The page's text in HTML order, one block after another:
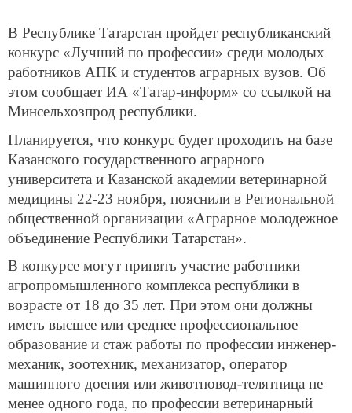
В Республике Татарстан пройдет республиканский
конкурс «Лучший по профессии» среди молодых
работников АПК и студентов аграрных вузов. Об
этом сообщает ИА «Татар-информ» со ссылкой на
Минсельхозпрод республики.
Планируется, что конкурс будет проходить на базе
Казанского государственного аграрного
университета и Казанской академии ветеринарной
медицины 22-23 ноября, пояснили в Региональной
общественной организации «Аграрное молодежное
объединение Республики Татарстан».
В конкурсе могут принять участие работники
агропромышленного комплекса республики в
возрасте от 18 до 35 лет. При этом они должны
иметь высшее или среднее профессиональное
образование и стаж работы по профессии инженер-
механик, зоотехник, механизатор, оператор
машинного доения или животновод-телятница не
менее одного года, по профессии ветеринарный